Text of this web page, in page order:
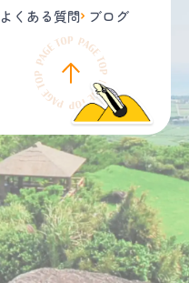
よくある質問 ブログ